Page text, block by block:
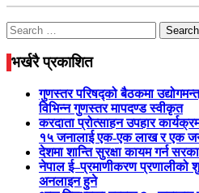
Search
for:
भर्खरै प्रकाशित
गुणस्तर परिषद्को बैठकमा
विभिन्न गुणस्तर मापदण्ड स्वीकृत
करदाता प्रोत्साहन उपहार
१५ जनालाई एक-एक लाख र एक
देशमा शान्ति सुरक्षा कायम गर्न
नेपाल ई–प्रमाणीकरण प्रणालीको
अनलाइन हुने